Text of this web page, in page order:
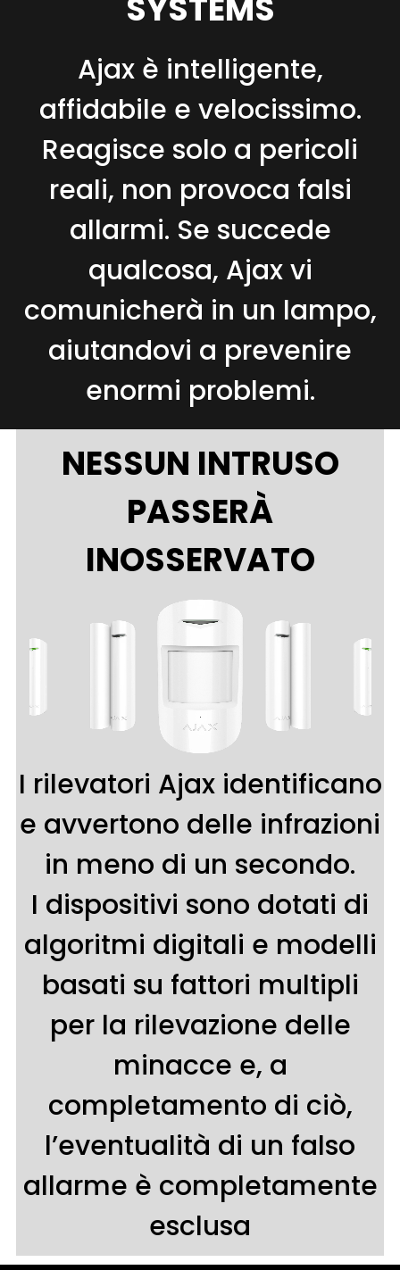
SYSTEMS
Ajax è intelligente,
affidabile e velocissimo.
Reagisce solo a pericoli
reali, non provoca falsi
allarmi. Se succede
qualcosa, Ajax vi
comunicherà in un lampo,
aiutandovi a prevenire
enormi problemi.
NESSUN INTRUSO
PASSERÀ
INOSSERVATO
I rilevatori Ajax identificano
e avvertono delle infrazioni
in meno di un secondo.
I dispositivi sono dotati di
algoritmi digitali e modelli
basati su fattori multipli
per la rilevazione delle
minacce e, a
completamento di ciò,
l’eventualità di un falso
allarme è completamente
esclusa